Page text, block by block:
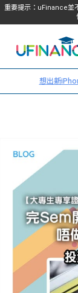
重要提示：uFinance並
想出新